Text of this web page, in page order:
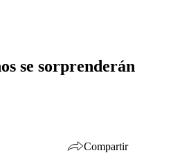
se sorprenderán
Compartir